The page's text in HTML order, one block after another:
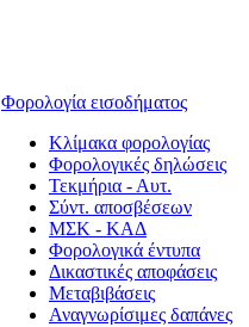
Φορολογία εισοδήματος
Κλίμακα φορολογίας
Φορολογικές δηλώσεις
Τεκμήρια - Αυτ.
Σύντ. αποσβέσεων
ΜΣΚ - ΚΑΔ
Φορολογικά έντυπα
Δικαστικές αποφάσεις
Μεταβιβάσεις
Αναγνωρίσιμες δαπάνες